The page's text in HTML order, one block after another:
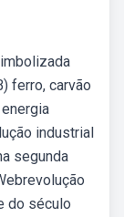
ferro, carvão
industrial
segunda
do século